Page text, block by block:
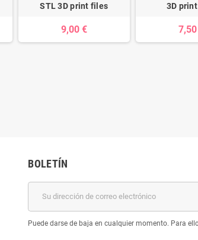
STL 3D print files
9,00 €
3D
BOLETÍN
Puede darse de baja en cualquier momento. Para